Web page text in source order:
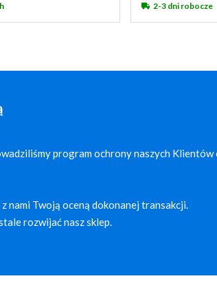
2-3 dni robocze
program ochrony naszych Klientów
nami Twoją oceną dokonanej transakcji.
rozwijać nasz sklep.